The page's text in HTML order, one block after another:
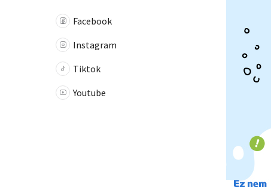
Facebook
Instagram
Tiktok
Youtube